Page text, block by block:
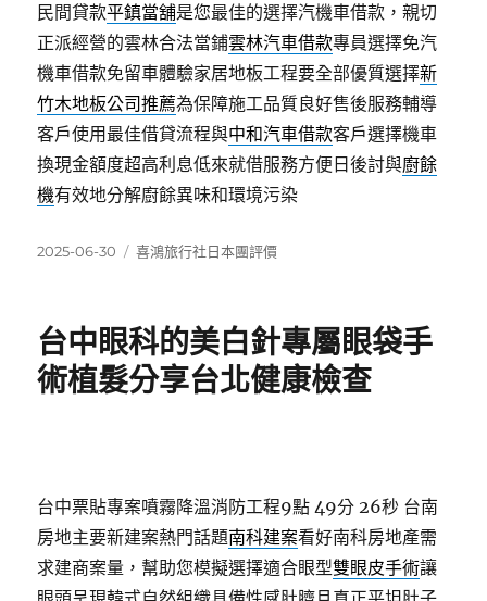
民間貸款平鎮當舖是您最佳的選擇汽機車借款，親切
正派經營的雲林合法當鋪雲林汽車借款專員選擇免汽
機車借款免留車體驗家居地板工程要全部優質選擇新
竹木地板公司推薦為保障施工品質良好售後服務輔導
客戶使用最佳借貸流程與中和汽車借款客戶選擇機車
換現金額度超高利息低來就借服務方便日後討與廚餘
機有效地分解廚餘異味和環境污染
發
2025-06-30
分
喜鴻旅行社日本團評價
台中眼科的美白針專屬眼袋手
術植髮分享台北健康檢查
台中票貼專案噴霧降溫消防工程9點 49分 26秒 台南
房地主要新建案熱門話題南科建案看好南科房地產需
求建商案量，幫助您模擬選擇適合眼型雙眼皮手術讓